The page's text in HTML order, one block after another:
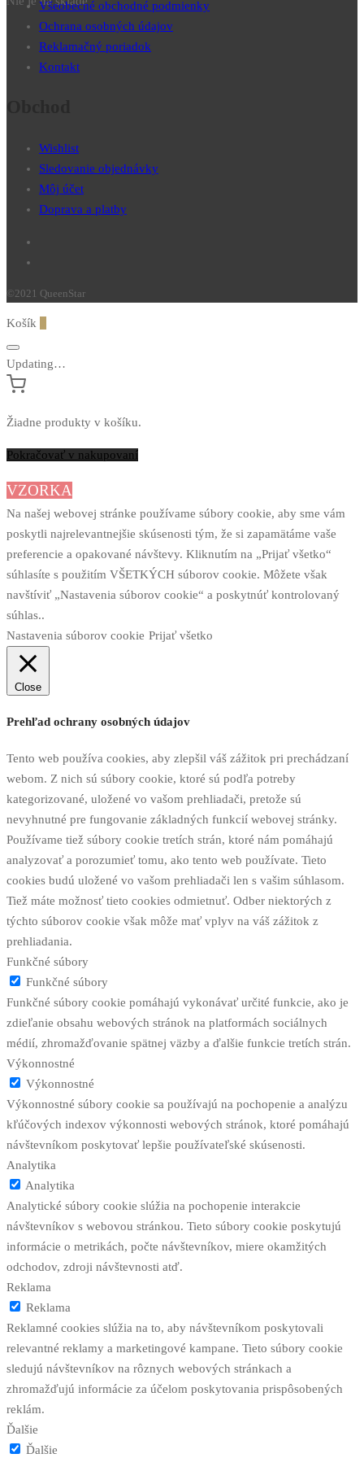
Všeobecné obchodné podmienky
Ochrana osobných údajov
Reklamačný poriadok
Kontakt
Wishlist
Sledovanie objednávky
Môj účet
Doprava a platby
©2021 QueenStar
Košík
Updating…
Žiadne produkty v košíku.
Pokračovať v nakupovaní
VZORKA
Na našej webovej stránke používame súbory cookie, aby sme vám
poskytli najrelevantnejšie skúsenosti tým, že si zapamätáme vaše
preferencie a opakované návštevy. Kliknutím na „Prijať všetko“
súhlasíte s použitím VŠETKÝCH súborov cookie. Môžete však
navštíviť „Nastavenia súborov cookie“ a poskytnúť kontrolovaný
súhlas..
Nastavenia súborov cookie Prijať všetko
Close
Prehľad ochrany osobných údajov
Tento web používa cookies, aby zlepšil váš zážitok pri prechádzaní
webom. Z nich sú súbory cookie, ktoré sú podľa potreby
kategorizované, uložené vo vašom prehliadači, pretože sú
nevyhnutné pre fungovanie základných funkcií webovej stránky.
Používame tiež súbory cookie tretích strán, ktoré nám pomáhajú
analyzovať a porozumieť tomu, ako tento web používate. Tieto
cookies budú uložené vo vašom prehliadači len s vašim súhlasom.
Tiež máte možnosť tieto cookies odmietnuť. Odber niektorých z
týchto súborov cookie však môže mať vplyv na váš zážitok z
prehliadania.
Funkčné súbory
Funkčné súbory
Funkčné súbory cookie pomáhajú vykonávať určité funkcie, ako je
zdieľanie obsahu webových stránok na platformách sociálnych
médií, zhromažďovanie spätnej väzby a ďalšie funkcie tretích strán.
Výkonnostné
Výkonnostné
Výkonnostné súbory cookie sa používajú na pochopenie a analýzu
kľúčových indexov výkonnosti webových stránok, ktoré pomáhajú
návštevníkom poskytovať lepšie používateľské skúsenosti.
Analytika
Analytika
Analytické súbory cookie slúžia na pochopenie interakcie
návštevníkov s webovou stránkou. Tieto súbory cookie poskytujú
informácie o metrikách, počte návštevníkov, miere okamžitých
odchodov, zdroji návštevnosti atď.
Reklama
Reklama
Reklamné cookies slúžia na to, aby návštevníkom poskytovali
relevantné reklamy a marketingové kampane. Tieto súbory cookie
sledujú návštevníkov na rôznych webových stránkach a
zhromažďujú informácie za účelom poskytovania prispôsobených
reklám.
Ďalšie
Ďalšie